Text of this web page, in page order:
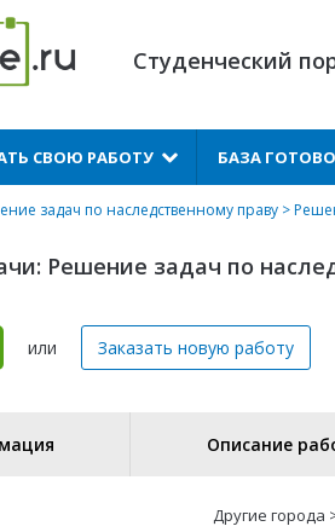
Студенческий
СВОЮ РАБОТУ БАЗА
задач по наследственному праву >
Решение задач по
или Заказать новую работу
Описание
Другие города